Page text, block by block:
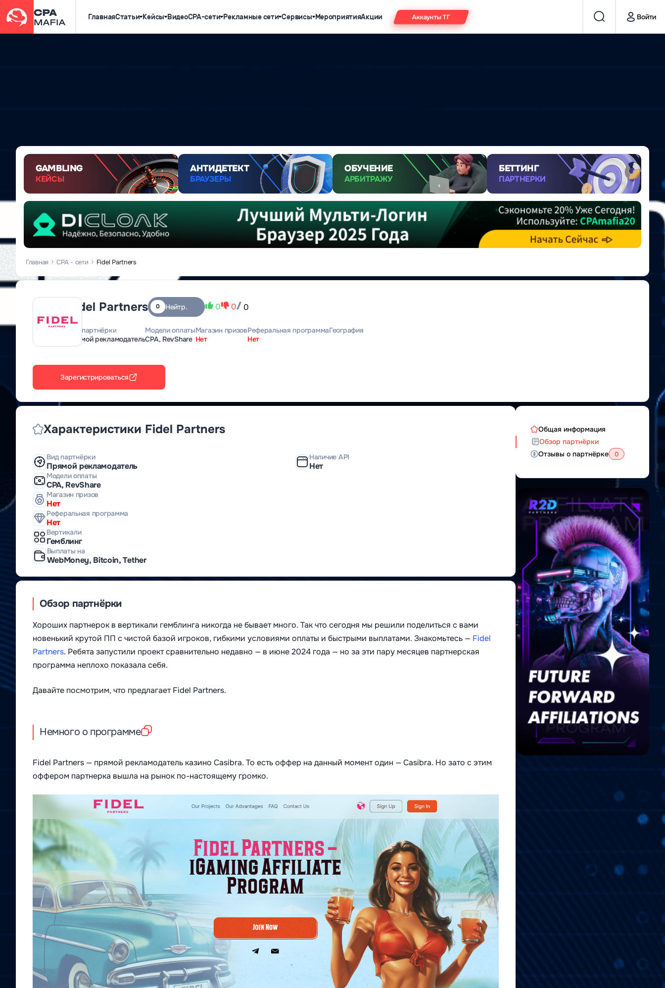
ГлавнаяСтатьи Кейсы ВидеоCPA-сети Рекламные сети Сервисы МероприятияАкции Аккаунты ТГ Войти
GAMBLING
КЕЙСЫ
АНТИДЕТЕКТ
БРАУЗЕРЫ
ОБУЧЕНИЕ
АРБИТРАЖУ
БЕТТИНГ
ПАРТНЕРКИ
Главная CPA - сети Fidel Partners
Fidel Partners 0 Нейтр. 0 0 0
Вид партнёрки
Прямой рекламодатель
Модели оплаты
CPA, RevShare
Магазин призов
Нет
Реферальная программа
Нет
География
Зарегистрироваться
Общая информация
Обзор партнёрки
Отзывы о партнёрке
0
Характеристики Fidel Partners
Вид партнёрки
Прямой рекламодатель
Модели оплаты
CPA, RevShare
Магазин призов
Нет
Реферальная программа
Нет
Вертикали
Гемблинг
Выплаты на
WebMoney, Bitcoin, Tether
Наличие API
Нет
Обзор партнёрки
Хороших партнерок в вертикали гемблинга никогда не бывает много. Так что сегодня мы решили поделиться с вами
новенький крутой ПП с чистой базой игроков, гибкими условиями оплаты и быстрыми выплатами. Знакомьтесь — Fidel
Partners. Ребята запустили проект сравнительно недавно — в июне 2024 года — но за эти пару месяцев партнерская
программа неплохо показала себя.
Давайте посмотрим, что предлагает Fidel Partners.
Немного о программе
Fidel Partners — прямой рекламодатель казино Casibra. То есть оффер на данный момент один — Casibra. Но зато с этим
оффером партнерка вышла на рынок по-настоящему громко.